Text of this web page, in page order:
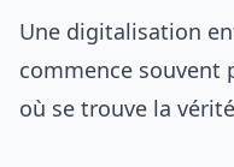
Une digitalisation
commence souvent
où se trouve la